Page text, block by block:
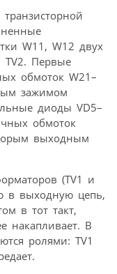
W11, W12 двух
TV2. Первые
обмоток W21–
зажимом
диоды VD5–
обмоток
выходным
(TV1 и
в выходную цепь,
в тот такт,
накапливает. В
ролями: TV1